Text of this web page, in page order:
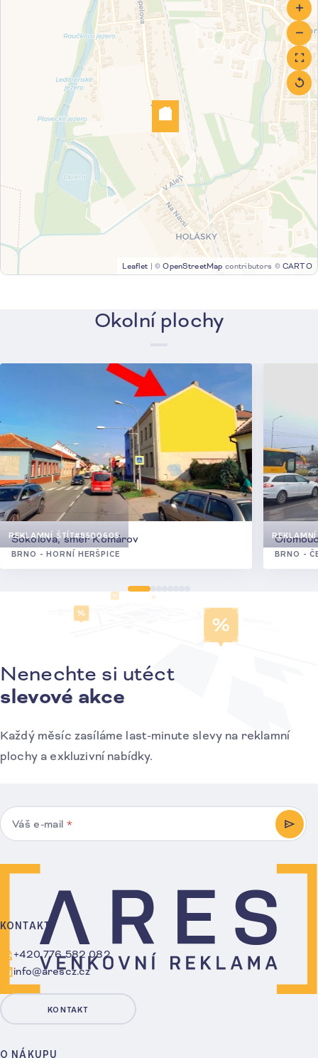
Leaflet | ©OpenStreetMap contributors © CARTO
Okolní plochy
REKLAMNÍ ŠTÍT#8500605
Sokolova, směr Komárov
BRNO - HORNÍ HERŠPICE BRNO -
Přihlášení k odběru novinek
Nenechte si utéct
slevové akce
Každý měsíc zasíláme last-minute slevy na reklamní
plochy a exkluzivní nabídky.
Váš e-mail *
O NÁKUPU
KONTAKT
+420 776 582 082
info@arescz.cz
KONTAKT